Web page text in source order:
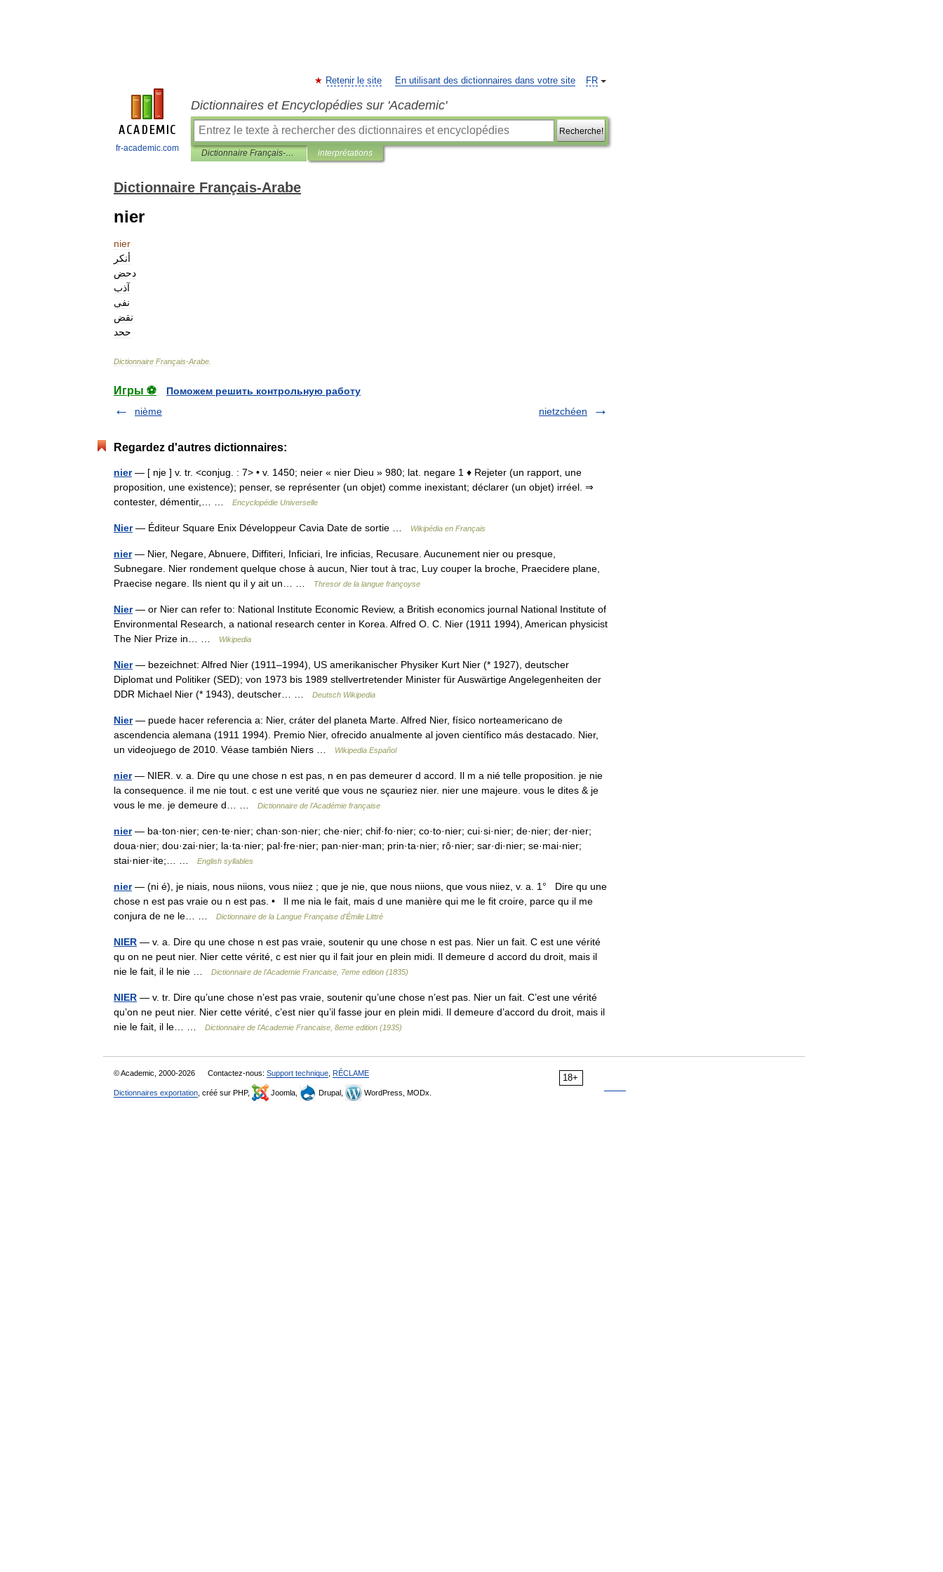
fr-academic.com
FR
Retenir le site En utilisant des dictionnaires dans votre site
Dictionnaires et Encyclopédies sur 'Academic'
Recherche!
Dictionnaire Français-Arabe interprétations
Dictionnaire Français-Arabe
nier
nier
أنكر
دحض
آذب
نفى
نقض
ححد
Dictionnaire Français-Arabe
Игры ⚽
Поможем решить контрольную работу
nième
nietzchéen
Regardez d'autres dictionnaires:
nier— [ nje ] v. tr. <conjug. : 7> • v. 1450; neier « nier Dieu » 980; lat. negare 1 ♦ Rejeter (un rapport, une
proposition, une existence); penser, se représenter (un objet) comme inexistant; déclarer (un objet) irréel. ⇒
contester, démentir,… …
Encyclopédie Universelle
Nier— Éditeur Square Enix Développeur Cavia Date de sortie … Wikipédia en Français
nier— Nier, Negare, Abnuere, Diffiteri, Inficiari, Ire inficias, Recusare. Aucunement nier ou presque,
Subnegare. Nier rondement quelque chose à aucun, Nier tout à trac, Luy couper la broche, Praecidere plane,
Praecise negare. Ils nient qu il y ait un… …
Thresor de la langue françoyse
Nier— or Nier can refer to: National Institute Economic Review, a British economics journal National Institute of
Environmental Research, a national research center in Korea. Alfred O. C. Nier (1911 1994), American physicist
The Nier Prize in… …
Wikipedia
Nier— bezeichnet: Alfred Nier (1911–1994), US amerikanischer Physiker Kurt Nier (* 1927), deutscher
Diplomat und Politiker (SED); von 1973 bis 1989 stellvertretender Minister für Auswärtige Angelegenheiten der
DDR Michael Nier (* 1943), deutscher… …
Deutsch Wikipedia
Nier— puede hacer referencia a: Nier, cráter del planeta Marte. Alfred Nier, físico norteamericano de
ascendencia alemana (1911 1994). Premio Nier, ofrecido anualmente al joven científico más destacado. Nier,
un videojuego de 2010. Véase también Niers …
Wikipedia Español
nier— NIER. v. a. Dire qu une chose n est pas, n en pas demeurer d accord. Il m a nié telle proposition. je nie
la consequence. il me nie tout. c est une verité que vous ne sçauriez nier. nier une majeure. vous le dites & je
vous le me. je demeure d… …
Dictionnaire de l'Académie française
nier— ba·ton·nier; cen·te·nier; chan·son·nier; che·nier; chif·fo·nier; co·to·nier; cui·si·nier; de·nier; der·nier;
doua·nier; dou·zai·nier; la·ta·nier; pal·fre·nier; pan·nier·man; prin·ta·nier; rô·nier; sar·di·nier; se·mai·nier;
stai·nier·ite;… …
English syllables
nier— (ni é), je niais, nous niions, vous niiez ; que je nie, que nous niions, que vous niiez, v. a. 1° Dire qu une
chose n est pas vraie ou n est pas. • Il me nia le fait, mais d une manière qui me le fit croire, parce qu il me
conjura de ne le… …
Dictionnaire de la Langue Française d'Émile Littré
NIER — v. a. Dire qu une chose n est pas vraie, soutenir qu une chose n est pas. Nier un fait. C est une vérité
qu on ne peut nier. Nier cette vérité, c est nier qu il fait jour en plein midi. Il demeure d accord du droit, mais il
nie le fait, il le nie …
Dictionnaire de l'Academie Francaise, 7eme edition (1835)
NIER — v. tr. Dire qu’une chose n’est pas vraie, soutenir qu’une chose n’est pas. Nier un fait. C’est une vérité
qu’on ne peut nier. Nier cette vérité, c’est nier qu’il fasse jour en plein midi. Il demeure d’accord du droit, mais il
nie le fait, il le… …
Dictionnaire de l'Academie Francaise, 8eme edition (1935)
18+
© Academic, 2000-2026 Contactez-nous: Support technique RÉCLAME
Dictionnaires exportation , créé sur PHP, Joomla, Drupal, WordPress, MODx.